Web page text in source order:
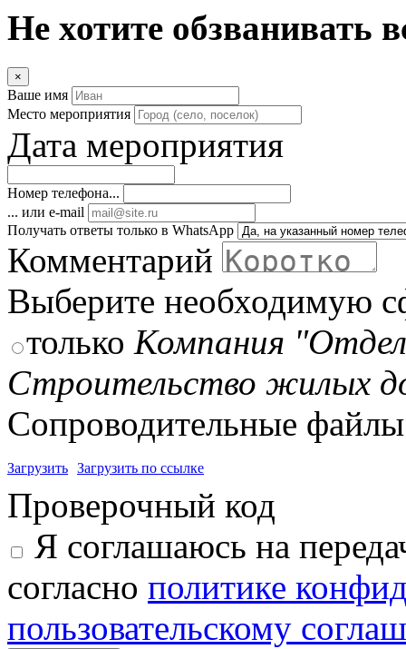
Не хотите обзванивать
×
Ваше имя
Место мероприятия
Дата мероприятия
Номер телефона...
... или e-mail
Получать ответы только в WhatsApp
Комментарий
Выберите необходимую
только Компания
Строительство жилых
Сопроводительные
Загрузить Загрузить по ссылке
Проверочный код
Я соглашаюсь на
согласно политике
пользовательскому